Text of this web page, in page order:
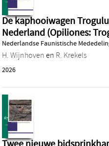
De kaphooiwagen
Nederland (Opiliones:
Nederlandse Faunistische
H. Wijnhoven en R. Krekels
2026